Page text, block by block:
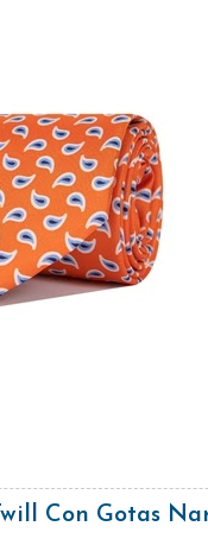
Con Gotas